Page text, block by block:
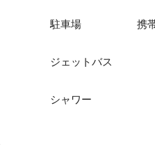
息方案立刻查看⬇︎
駐車場 携
ジェットバス
シャワー